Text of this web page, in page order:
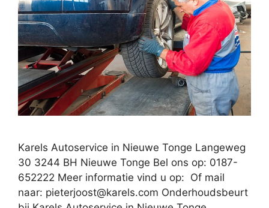
Karels Autoservice in Nieuwe Tonge Langeweg
30 3244 BH Nieuwe Tonge Bel ons op: 0187-
652222 Meer informatie vind u op: Of mail
naar: pieterjoost@karels.com Onderhoudsbeurt